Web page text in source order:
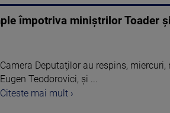
împotriva miniștrilor Toader
Camera Deputaţilor au respins,
Eugen Teodorovici, și ...
Citeste mai mult ›